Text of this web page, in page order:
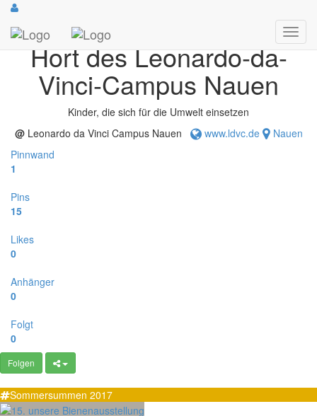
Bundeswettbewerb der Initiative „Deutschland summt!“
Bayernweiter Pflanzwettbewerb der Stiftung für Mensch & Umwelt
Hort des Leonardo-da-
Vinci-Campus Nauen
Kinder, die sich für die Umwelt einsetzen
@Leonardo da Vinci Campus Nauen www.ldvc.de
Nauen
Pinnwand
1
Pins
15
Likes
0
Anhänger
0
Folgt
0
Folgen
Sommersummen 2017